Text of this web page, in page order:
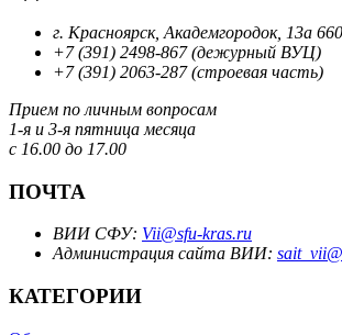
г. Красноярск, Академгородок, 13а
+7 (391) 2498-867 (дежурный ВУЦ)
+7 (391) 2063-287 (строевая часть)
Прием по личным вопросам
1-я и 3-я пятница месяца
с 16.00 до 17.00
ПОЧТА
ВИИ СФУ: Vii@sfu-kras.ru
Администрация сайта ВИИ:
КАТЕГОРИИ